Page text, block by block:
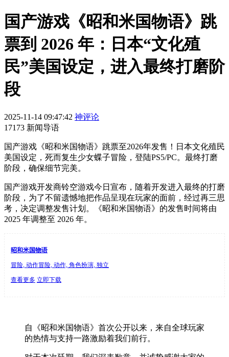
国产游戏《昭和米国物语》跳
票到 2026 年：日本“文化殖
民”美国设定，进入最终打磨阶
段
2025-11-14 09:47:42 神评论
17173 新闻导语
国产游戏《昭和米国物语》跳票至2026年发售！日本文化殖民
美国设定，死而复生少女蝶子冒险，登陆PS5/PC。最终打磨
阶段，确保细节完美。
国产游戏开发商铃空游戏今日宣布，随着开发进入最终的打磨
阶段，为了不留遗憾地把作品呈现在玩家的面前，经过再三思
考，决定调整发售计划。《昭和米国物语》的发售时间将由
2025 年调整至 2026 年。
昭和米国物语
冒险, 动作冒险, 动作, 角色扮演, 独立
查看更多 立即下载
自《昭和米国物语》首次公开以来，来自全球玩家
的热情与支持一路激励着我们前行。